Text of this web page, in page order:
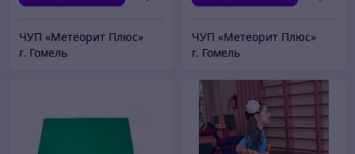
ЧУП «Метеорит Плюс»
г. Гомель
ЧУП «Метеорит Плюс»
г. Гомель